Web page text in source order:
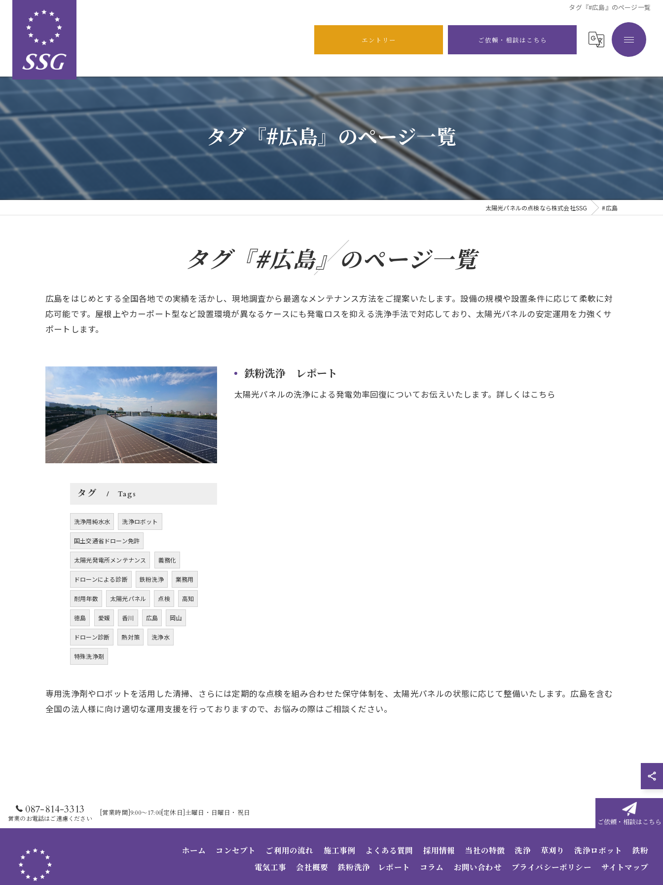
タグ『#広島』のページ一覧
エントリー ご依頼・相談はこちら
タグ『#広島』のページ一覧
太陽光パネルの点検なら株式会社SSG #広島
タグ『#広島』のページ一覧
広島をはじめとする全国各地での実績を活かし、現地調査から最適なメンテナンス方法をご提案いたします。設備の規模や設置条件に応じて柔軟に対
応可能です。屋根上やカーポート型など設置環境が異なるケースにも発電ロスを抑える洗浄手法で対応しており、太陽光パネルの安定運用を力強くサ
ポートします。
鉄粉洗浄 レポート
太陽光パネルの洗浄による発電効率回復についてお伝えいたします。詳しくはこちら
タグ Tags
洗浄用純水水 洗浄ロボット
国土交通省ドローン免許
太陽光発電所メンテナンス 義務化
ドローンによる診断 鉄粉洗浄 業務用
耐用年数 太陽光パネル 点検 高知
徳島 愛媛 香川 広島 岡山
ドローン診断 熱対策 洗浄水
特殊洗浄剤
専用洗浄剤やロボットを活用した清掃、さらには定期的な点検を組み合わせた保守体制を、太陽光パネルの状態に応じて整備いたします。広島を含む
全国の法人様に向け適切な運用支援を行っておりますので、お悩みの際はご相談ください。
087-814-3313
営業のお電話はご遠慮ください
[営業時間]9:00～17:00[定休日]土曜日・日曜日・祝日
ご依頼・相談はこちら
ホーム コンセプト ご利用の流れ 施工事例 よくある質問 採用情報 当社の特徴 洗浄 草刈り 洗浄ロボット
鉄粉
電気工事
会社概要 鉄粉洗浄 レポート コラム お問い合わせ プライバシーポリシー サイトマップ